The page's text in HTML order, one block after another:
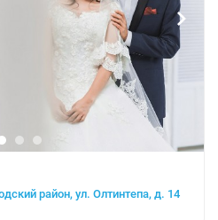
район, ул. Олтинтепа, д. 14